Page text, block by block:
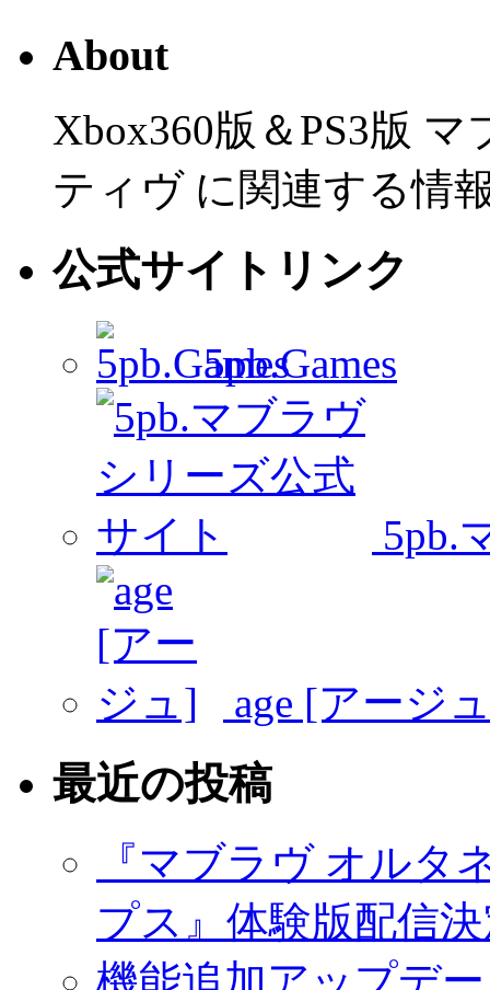
About
Xbox360版＆PS3版
ティヴ に関連する情
公式サイトリンク
5pb.Games
5pb.
age [アージ
最近の投稿
『マブラヴ オルタ
プス』体験版配信